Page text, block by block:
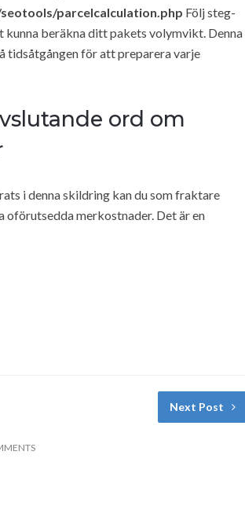
parcelcalculation.php Följ steg-
beräkna ditt pakets volymvikt. Denna
tidsåtgången för att preparera varje
ord om
i denna skildring kan du som fraktare
merkostnader. Det är en
Next Post